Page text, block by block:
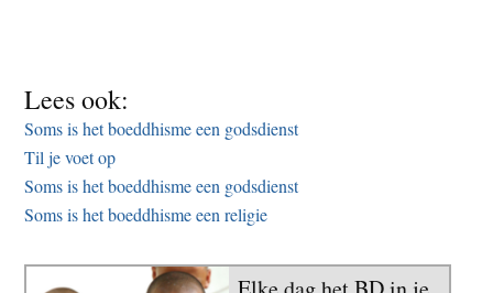
Lees ook:
Soms is het boeddhisme een godsdienst
Til je voet op
Soms is het boeddhisme een godsdienst
Soms is het boeddhisme een religie